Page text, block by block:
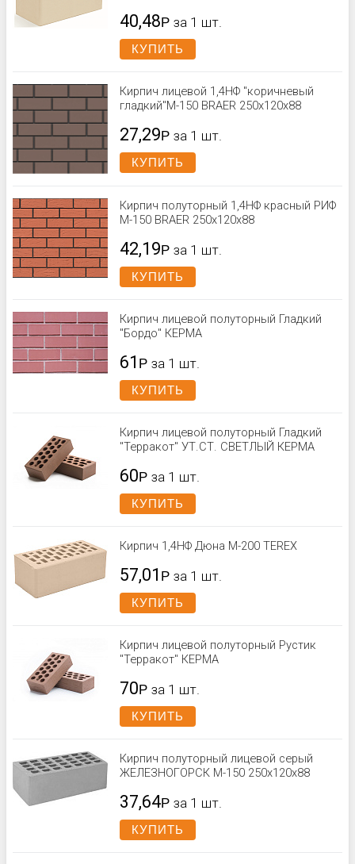
40,48Р за 1 шт.
КУПИТЬ
Кирпич лицевой 1,4НФ "коричневый
гладкий"М-150 BRAER 250x120x88
27,29Р за 1 шт.
КУПИТЬ
Кирпич полуторный 1,4НФ красный РИФ
М-150 BRAER 250x120x88
42,19Р за 1 шт.
КУПИТЬ
Кирпич лицевой полуторный Гладкий
"Бордо" КЕРМА
61 Р за 1 шт.
КУПИТЬ
Кирпич лицевой полуторный Гладкий
"Терракот" УТ.СТ. СВЕТЛЫЙ КЕРМА
60Р за 1 шт.
КУПИТЬ
Кирпич 1,4НФ Дюна М-200 TEREX
57,01 Р за 1 шт.
КУПИТЬ
Кирпич лицевой полуторный Рустик
"Терракот" КЕРМА
70Р за 1 шт.
КУПИТЬ
Кирпич полуторный лицевой серый
ЖЕЛЕЗНОГОРСК М-150 250x120x88
37,64Р за 1 шт.
КУПИТЬ